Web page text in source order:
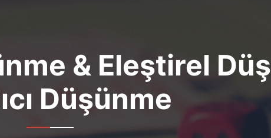
& Eleştirel
Düşünme